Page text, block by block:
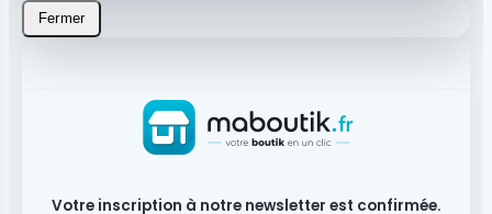
Fermer
Votre inscription à notre newsletter est confirmée.